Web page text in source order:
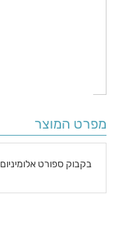
מפרט המוצר
בקבוק ספורט אלומיניום